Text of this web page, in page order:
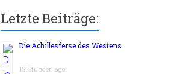
Letzte Beiträge:
Die Achillesferse des Westens
12 Stunden ago